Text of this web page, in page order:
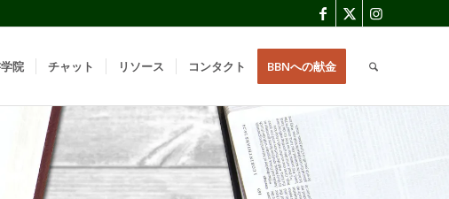
院 チャット リソース コンタクト BBNへの献金